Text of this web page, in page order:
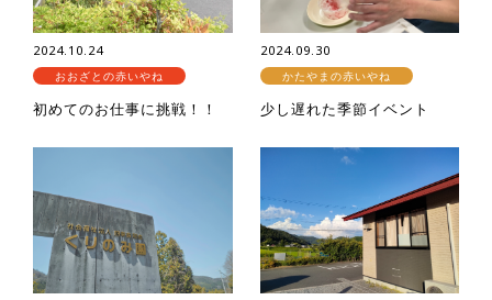
2024.10.24
おおざとの赤いやね
初めてのお仕事に挑戦！！
2024.09.30
かたやまの赤いやね
少し遅れた季節イベント